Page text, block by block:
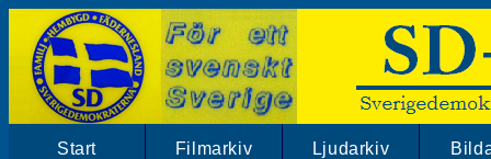
Start Filmarkiv Ljudarkiv